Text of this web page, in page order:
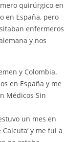
quirúrgico en
en España, pero
enfermeros
y nos
y Colombia.
en España y me
Médicos Sin
un mes en
y me fui a